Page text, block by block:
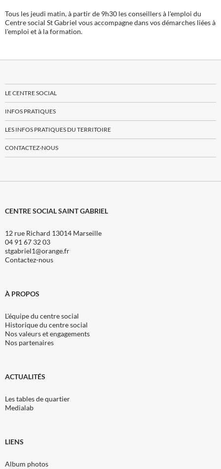
Tous les jeudi matin, à partir de 9h30 les conseillers à l'emploi du
Centre social St Gabriel vous accompagne dans vos démarches liées à
l'emploi et à la formation.
LE CENTRE SOCIAL
INFOS PRATIQUES
LES INFOS PRATIQUES DU TERRITOIRE
CONTACTEZ-NOUS
CENTRE SOCIAL SAINT GABRIEL
12 rue Richard 13014 Marseille
04 91 67 32 03
stgabriel1@orange.fr
Contactez-nous
À PROPOS
L'équipe du centre social
Historique du centre social
Nos valeurs et engagements
Nos partenaires
ACTUALITÉS
Les tables de quartier
Medialab
LIENS
Album photos